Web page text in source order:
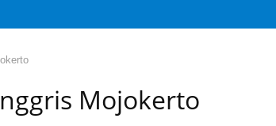
Mojokerto